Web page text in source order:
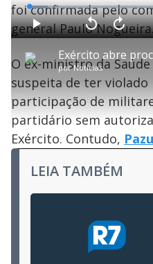
foi confirmada pelo
general Paulo
l
porNotícias
P V
t
a
r
0
s
e
g
n
d
s
A
n
ç
a
1
0
s
e
u
n
o
s
M
L
o
a
d
e
.
%
O ex-ministro da
suspeita de ter violado
participação de
partidário sem
Exército. Contudo,
LEIA TAMBÉM